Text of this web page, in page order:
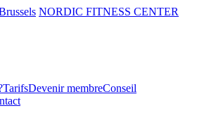
NORDIC FITNESS CENTER
TarifsDevenir membreConseil